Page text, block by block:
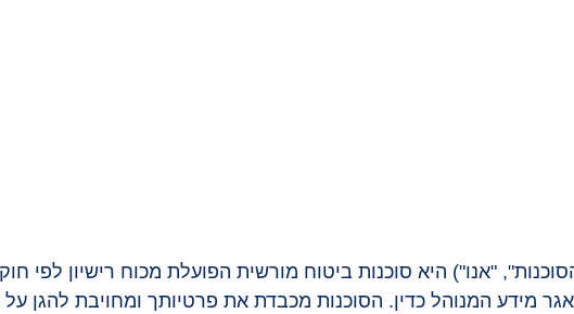
"אנו") היא סוכנות ביטוח מורשית הפועלת מכוח רישיון לפי
התשמ"א-1981, ובעלת מאגר מידע המנוהל כדין. הסוכנות מכבדת את פרטיותך ומחויבת